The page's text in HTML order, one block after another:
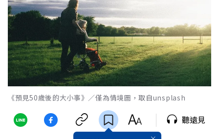
《預見50歲後的大小事》／僅為情境圖，取自unsplash
聽遠見